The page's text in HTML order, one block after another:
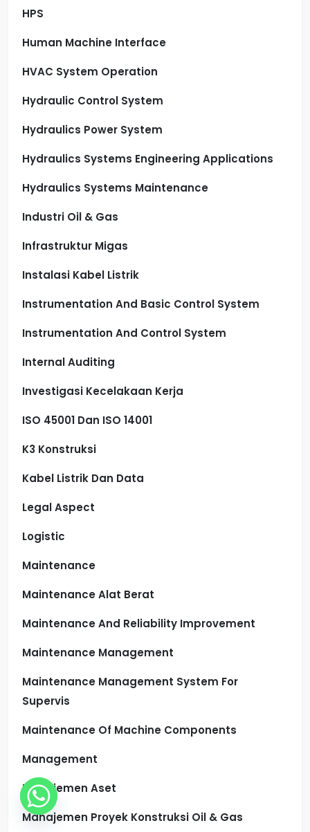
HPS
Human Machine Interface
HVAC System Operation
Hydraulic Control System
Hydraulics Power System
Hydraulics Systems Engineering Applications
Hydraulics Systems Maintenance
Industri Oil & Gas
Infrastruktur Migas
Instalasi Kabel Listrik
Instrumentation And Basic Control System
Instrumentation And Control System
Internal Auditing
Investigasi Kecelakaan Kerja
ISO 45001 Dan ISO 14001
K3 Konstruksi
Kabel Listrik Dan Data
Legal Aspect
Logistic
Maintenance
Maintenance Alat Berat
Maintenance And Reliability Improvement
Maintenance Management
Maintenance Management System For
Supervis
Maintenance Of Machine Components
Management
Manajemen Aset
Manajemen Proyek Konstruksi Oil & Gas